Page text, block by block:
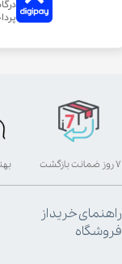
۷ روز ضمانت بازگشت
راهنمای خرید از
فروشگاه